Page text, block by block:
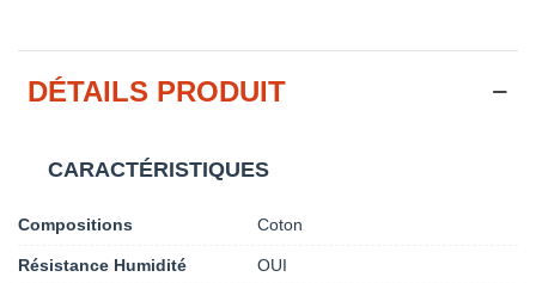
DÉTAILS PRODUIT
CARACTÉRISTIQUES
Compositions Coton
Résistance Humidité OUI